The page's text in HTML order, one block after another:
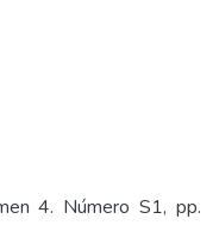
4. Número S1, pp.